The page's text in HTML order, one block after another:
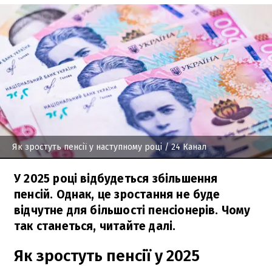
Як зростуть пенсії у наступному році / 24 Канал
У 2025 році відбудеться збільшення
пенсій. Однак, це зростання не буде
відчутне для більшості пенсіонерів. Чому
так станеться, читайте далі.
Як зростуть пенсії у 2025